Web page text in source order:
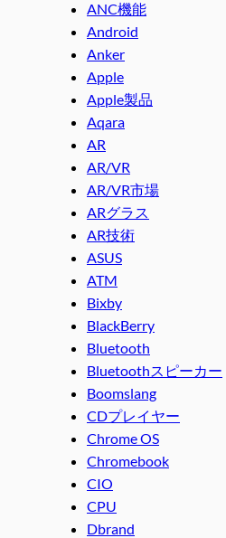
ANC機能
Android
Anker
Apple
Apple製品
Aqara
AR
AR/VR
AR/VR市場
ARグラス
AR技術
ASUS
ATM
Bixby
BlackBerry
Bluetooth
Bluetoothスピーカー
Boomslang
CDプレイヤー
Chrome OS
Chromebook
CIO
CPU
Dbrand